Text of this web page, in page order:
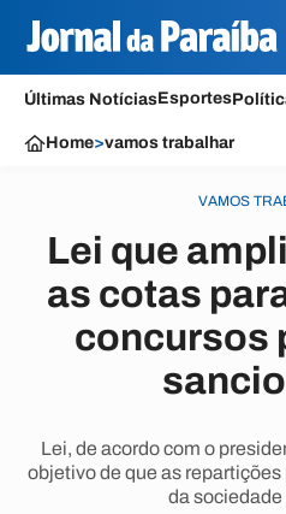
Últimas NotíciasEsportes
Home>vamos trabalhar
VAMOS
Lei que
as cotas
concursos
Lei, de acordo com o
objetivo de que as
da